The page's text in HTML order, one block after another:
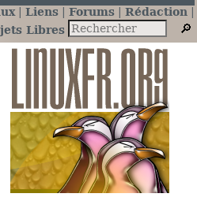
Liens Forums
Rédaction
Libres